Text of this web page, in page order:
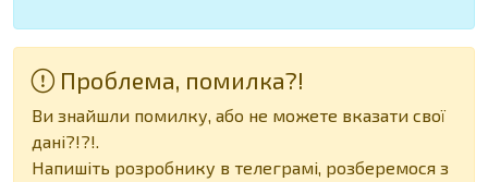
Проблема, помилка?!
Ви знайшли помилку, або не можете вказати свої
дані?!?!.
Напишіть розробнику в телеграмі, розберемося з